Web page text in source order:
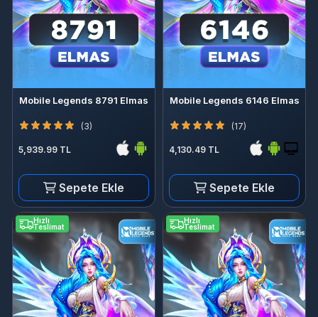
Mobile Legends 8791 Elmas
(3)
5,939.99 TL
Sepete Ekle
Mobile Legends 6146 Elmas
(17)
4,130.49 TL
Sepete Ekle
Hızlı
Teslimat
Hızlı
Teslimat